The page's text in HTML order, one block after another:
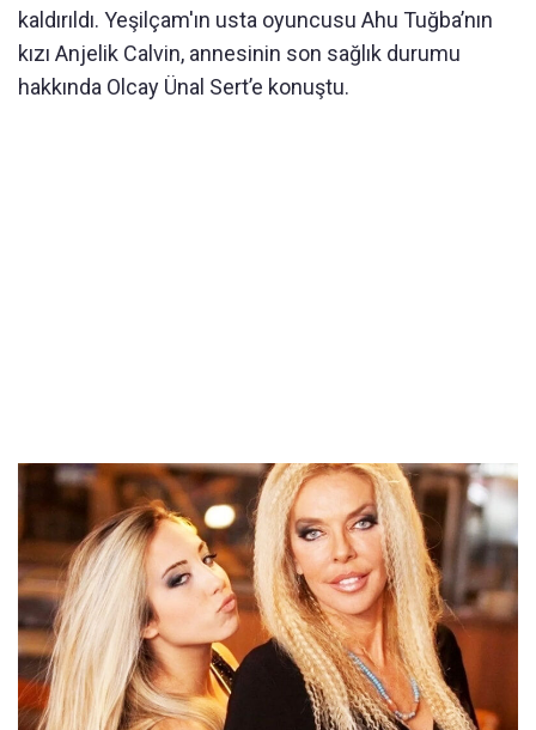
kaldırıldı. Yeşilçam'ın usta oyuncusu Ahu Tuğba’nın
kızı Anjelik Calvin, annesinin son sağlık durumu
hakkında Olcay Ünal Sert’e konuştu.